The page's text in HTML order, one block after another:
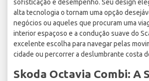
sofisticação e desempenho. Seu design
alta tecnologia o tornam uma opção
negócios ou aqueles que procuram uma
interior espaçoso e a condução suave do
excelente escolha para navegar pelas
cidade ou percorrer a deslumbrante costa
Skoda Octavia Combi: A